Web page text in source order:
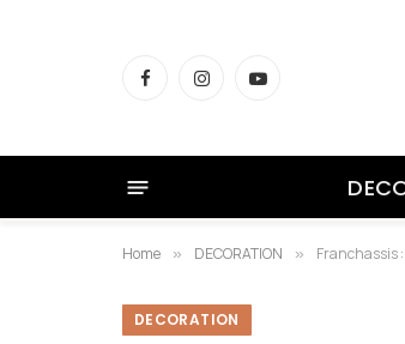
FacebookInstagramYouTube
Home » DECORATION » Franchassis
DECORATION